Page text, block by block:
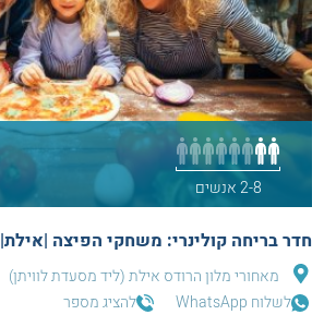
2-8 אנשים
חדר בריחה קולינרי: משחקי הפיצה |אילת|
מאחורי מלון הרודס אילת (ליד מסעדת לוויתן)
לשלוח WhatsApp
להציג מספר